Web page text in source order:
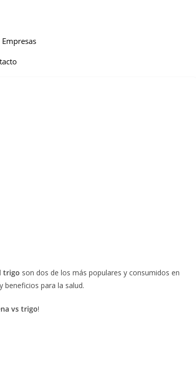
trigo son dos de los más populares y consumidos en
beneficios para la salud.
vs trigo!